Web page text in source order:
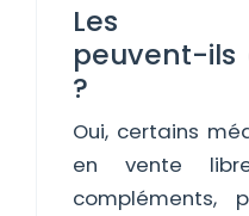
Les
peuvent-
?
Oui, certains
en vente
compléments,